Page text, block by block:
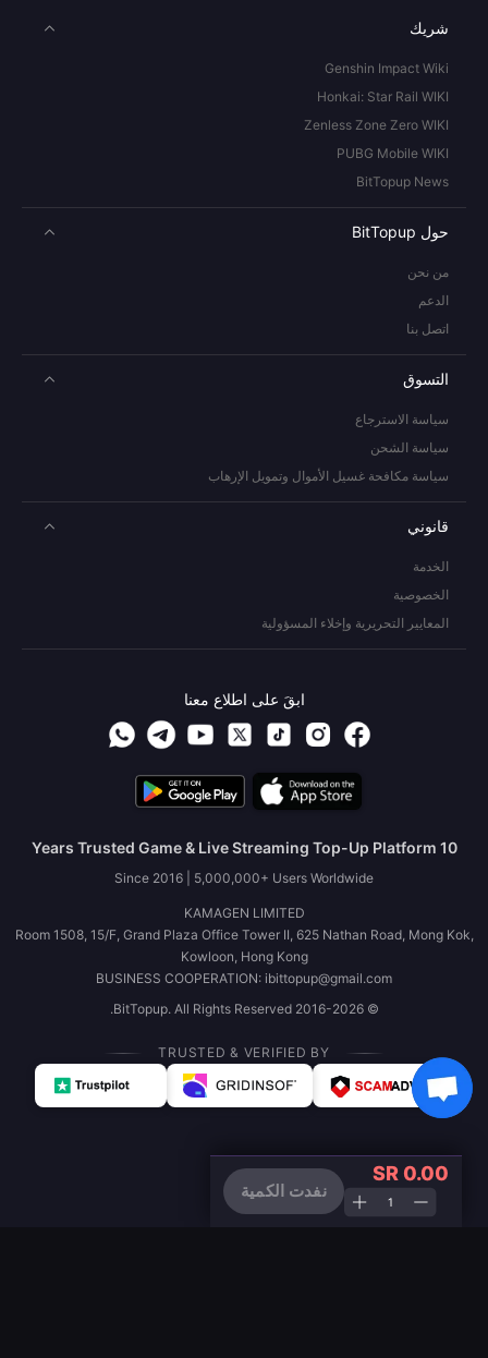
SR 0.00
نفدت الكمية
شريك
Genshin Impact Wiki
Honkai: Star Rail WIKI
Zenless Zone Zero WIKI
PUBG Mobile WIKI
BitTopup News
حول BitTopup
من نحن
الدعم
اتصل بنا
التسوق
سياسة الاسترجاع
سياسة الشحن
سياسة مكافحة غسيل الأموال وتمويل الإرهاب
قانوني
الخدمة
الخصوصية
المعايير التحريرية وإخلاء المسؤولية
ابقَ على اطلاع معنا
10 Years Trusted Game & Live Streaming Top-Up Platform
Since 2016 | 5,000,000+ Users Worldwide
KAMAGEN LIMITED
Room 1508, 15/F, Grand Plaza Office Tower II, 625 Nathan Road, Mong Kok,
Kowloon, Hong Kong
BUSINESS COOPERATION: ibittopup@gmail.com
© 2016-2026 BitTopup. All Rights Reserved.
TRUSTED & VERIFIED BY